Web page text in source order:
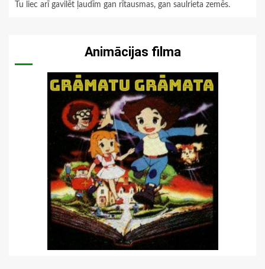
Tu liec arī gavilēt ļaudīm gan rītausmas, gan saulrieta zemēs.
Animācijas filma